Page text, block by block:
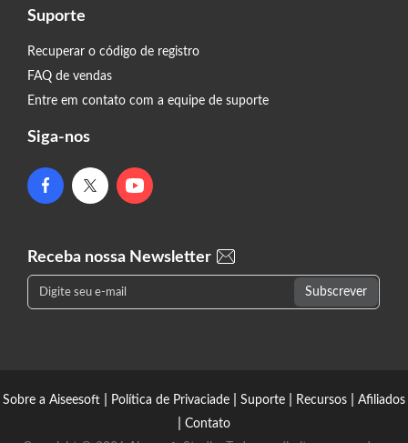
Suporte
Recuperar o código de registro
FAQ de vendas
Entre em contato com a equipe de suporte
Siga-nos
Receba nossa Newsletter
Sobre a Aiseesoft Política de Privaciade Suporte Recursos Afiliados
Contato